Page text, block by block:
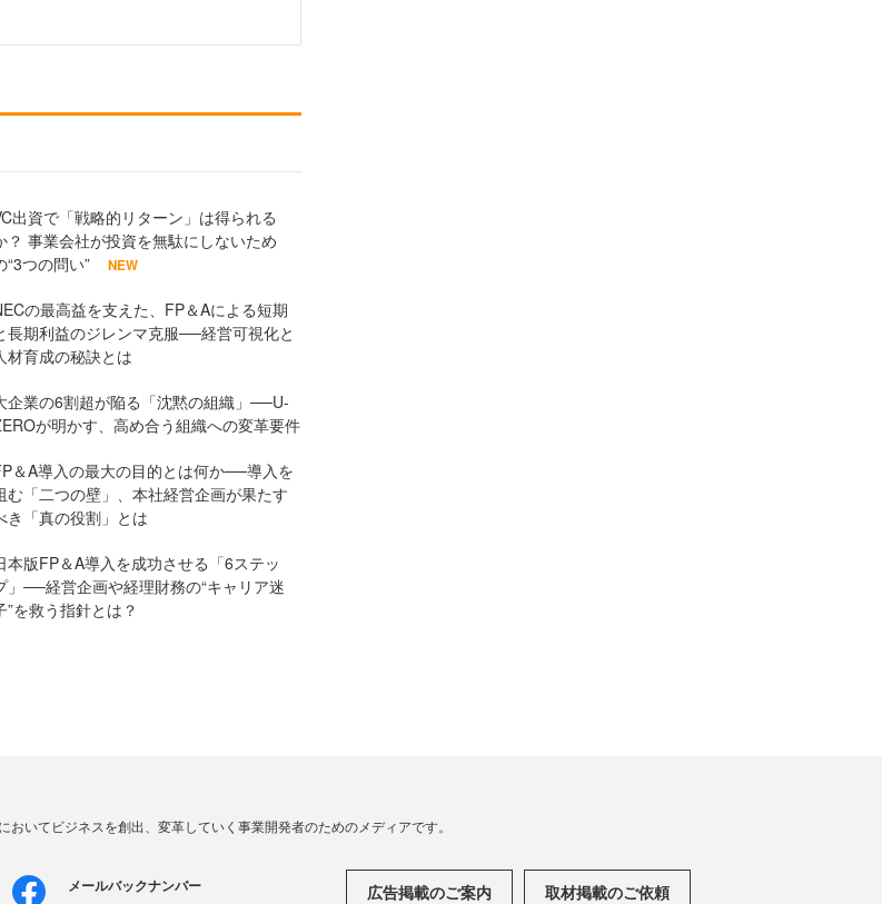
出資で「戦略的リターン」は得られる
？ 事業会社が投資を無駄にしないため
“3つの問い”
NEW
の最高益を支えた、FP＆Aによる短期
長期利益のジレンマ克服──経営可視化と
材育成の秘訣とは
企業の6割超が陥る「沈黙の組織」──U-
が明かす、高め合う組織への変革要件
＆A導入の最大の目的とは何か──導入を
む「二つの壁」、本社経営企画が果たす
き「真の役割」とは
本版FP＆A導入を成功させる「6ステッ
」──経営企画や経理財務の“キャリア迷
”を救う指針とは？
おいてビジネスを創出、変革していく事業開発者のためのメディアです。
メールバックナンバー 広告掲載のご案内 取材掲載のご依頼